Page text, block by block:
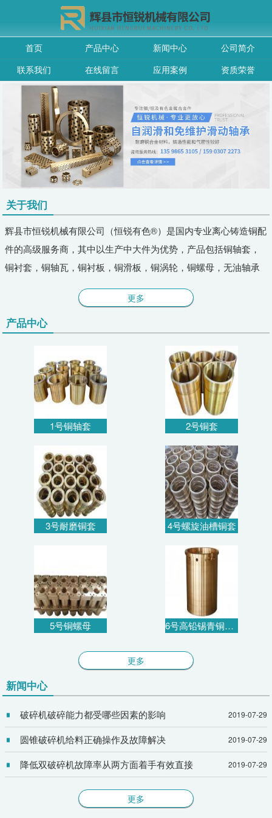
首页 产品中心 新闻中心
公司简介
联系我们
在线留言 应用案例 资质荣誉
关于我们
辉县市恒锐机械有限公司（恒锐有色®）是国内专业离心铸造铜配
件的高级服务商，其中以生产中大件为优势，产品包括铜轴套，
铜衬套，铜轴瓦，铜衬板，铜滑板，铜涡轮，铜螺母，无油轴承
更多
产品中心
1号铜轴套 2号铜套
3号耐磨铜套 4号螺旋油槽铜套
5号铜螺母 6号高铅锡青铜衬套
更多
新闻中心
破碎机破碎能力都受哪些因素的影响 2019-07-29
圆锥破碎机给料正确操作及故障解决 2019-07-29
降低双破碎机故障率从两方面着手有效直接 2019-07-29
更多